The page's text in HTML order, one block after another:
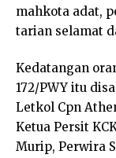
mahkota adat,
tarian selamat
Kedatangan
172/PWY itu
Letkol Cpn
Ketua Persit
Murip, Perwira